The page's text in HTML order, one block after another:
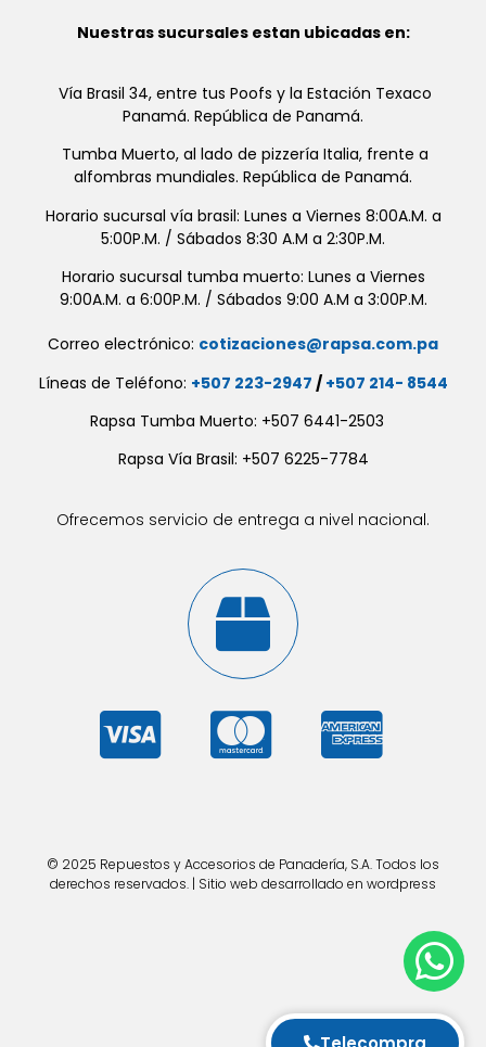
Nuestras sucursales estan ubicadas en:
Vía Brasil 34, entre tus Poofs y la Estación Texaco
Panamá. República de Panamá.
Tumba Muerto, al lado de pizzería Italia, frente a
alfombras mundiales. República de Panamá.
Horario sucursal vía brasil: Lunes a Viernes 8:00A.M. a
5:00P.M. / Sábados 8:30 A.M a 2:30P.M.
Horario sucursal tumba muerto: Lunes a Viernes
9:00A.M. a 6:00P.M. / Sábados 9:00 A.M a 3:00P.M.
Correo electrónico: cotizaciones@rapsa.com.pa
Líneas de Teléfono: +507 223-2947 / +507 214- 8544
Rapsa Tumba Muerto: +507 6441-2503
Rapsa Vía Brasil: +507 6225-7784
Ofrecemos servicio de entrega a nivel nacional.
© 2025 Repuestos y Accesorios de Panadería, S.A. Todos los
derechos reservados. | Sitio web desarrollado en wordpress